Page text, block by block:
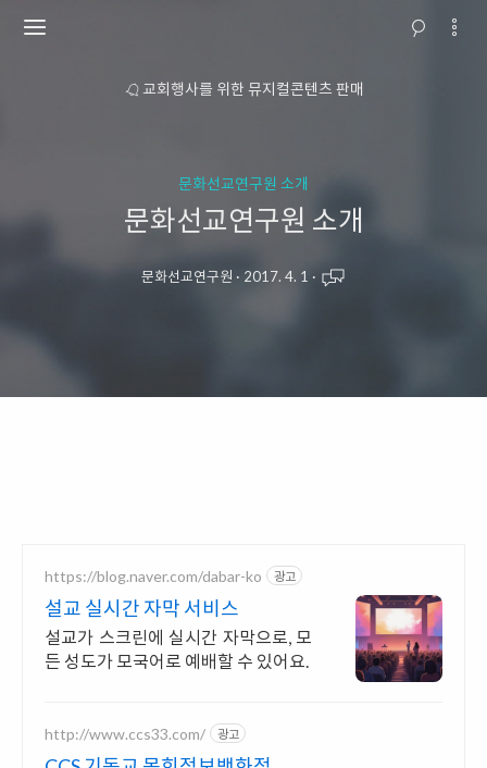
교회행사를 위한 뮤지컬콘텐츠 판매
문화선교연구원 소개
문화선교연구원 소개
문화선교연구원 · 2017. 4. 1 ·
https://blog.naver.com/dabar-ko 광고
설교 실시간 자막 서비스
설교가 스크린에 실시간 자막으로, 모
든 성도가 모국어로 예배할 수 있어요.
http://www.ccs33.com/ 광고